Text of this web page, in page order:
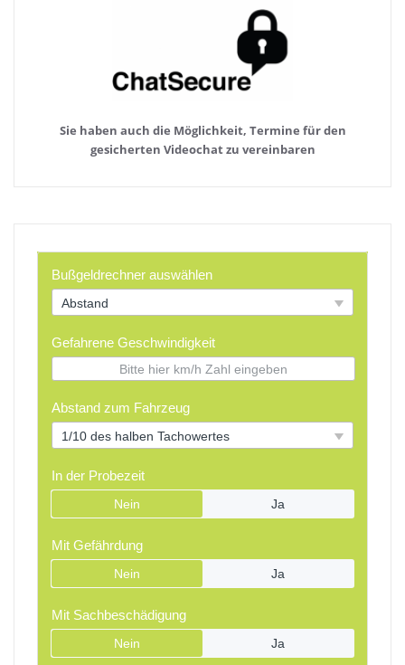
Sie haben auch die Möglichkeit, Termine für den
gesicherten Videochat zu vereinbaren